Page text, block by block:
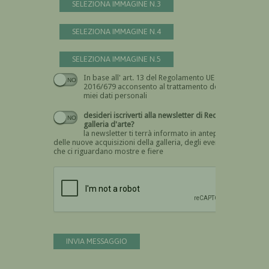
SELEZIONA IMMAGINE N.3
SELEZIONA IMMAGINE N.4
SELEZIONA IMMAGINE N.5
In base all' art. 13 del Regolamento UE n.
2016/679 acconsento al trattamento dei
miei dati personali
Devi dare il consenso
desideri iscriverti alla newsletter di Recta
galleria d'arte?
la newsletter ti terrà informato in anteprima
delle nuove acquisizioni della galleria, degli eventi
che ci riguardano mostre e fiere
INVIA MESSAGGIO